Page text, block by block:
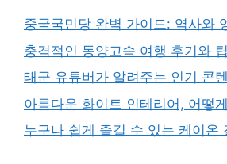
중국국민당 완벽 가이드: 역사와
충격적인 동양고속 여행 후기와
태군 유튜버가 알려주는 인기 콘
아름다운 화이트 인테리어, 어떻
누구나 쉽게 즐길 수 있는 케이온